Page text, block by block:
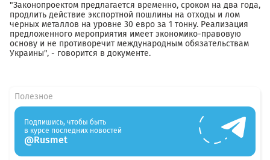
"Законопроектом предлагается временно, сроком на два года,
продлить действие экспортной пошлины на отходы и лом
черных металлов на уровне 30 евро за 1 тонну. Реализация
предложенного мероприятия имеет экономико-правовую
основу и не противоречит международным обязательствам
Украины", - говорится в документе.
Полезное
Подпишись, чтобы быть
в курсе последних новостей
@Rusmet